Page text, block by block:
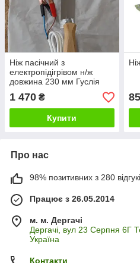
Ніж пасічний з
електропідігрівом н/ж
довжина 230 мм Гуслія
1 470 ₴
Купити
85
Про нас
98% позитивних з 280
Працює з 26.05.2014
м. м. Дергачі
Дергачі, вул 23 Серпня 6Г
Україна
Контакти